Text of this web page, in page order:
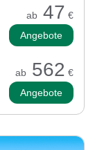
ab 47 €
Angebote
ab 562 €
Angebote